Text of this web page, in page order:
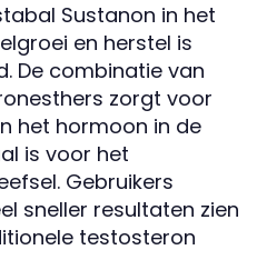
Sustanon in het
en herstel is
De combinatie van
zorgt voor
het hormoon in de
is voor het
Gebruikers
sneller resultaten zien
testosteron